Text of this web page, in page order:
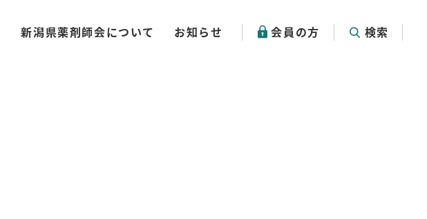
新潟県薬剤師会について お知らせ 会員の方 検索